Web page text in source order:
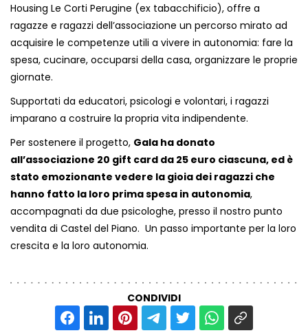
Housing Le Corti Perugine (ex tabacchificio), offre a
ragazze e ragazzi dell’associazione un percorso mirato ad
acquisire le competenze utili a vivere in autonomia: fare la
spesa, cucinare, occuparsi della casa, organizzare le proprie
giornate.
Supportati da educatori, psicologi e volontari, i ragazzi
imparano a costruire la propria vita indipendente.
Per sostenere il progetto, Gala ha donato
all’associazione 20 gift card da 25 euro ciascuna, ed è
stato emozionante vedere la gioia dei ragazzi che
hanno fatto la loro prima spesa in autonomia,
accompagnati da due psicologhe, presso il nostro punto
vendita di Castel del Piano. Un passo importante per la loro
crescita e la loro autonomia.
CONDIVIDI